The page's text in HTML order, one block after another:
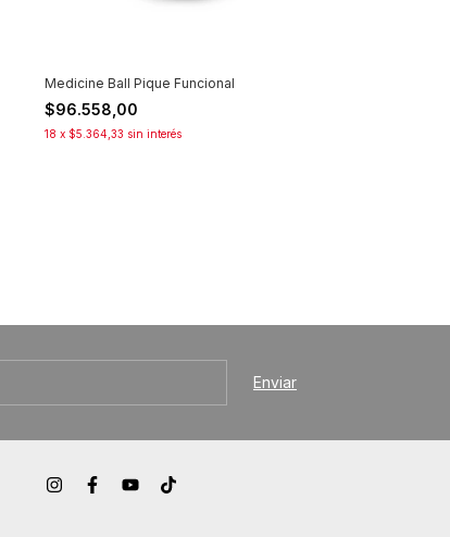
Medicine Ball Pique Funcional
$96.558,00
18 x $5.364,33 sin interés